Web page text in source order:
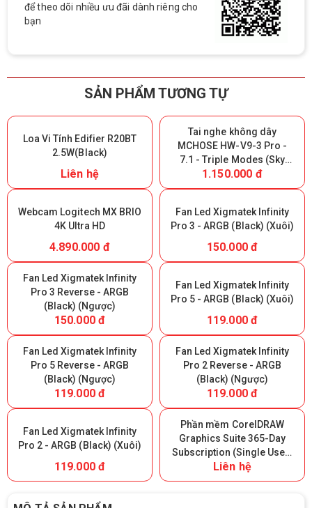
để theo dõi nhiều ưu đãi dành riêng cho
bạn
SẢN PHẨM TƯƠNG TỰ
Loa Vi Tính Edifier R20BT
2.5W(Black)
Liên hệ
Tai nghe không dây
MCHOSE HW-V9-3 Pro -
7.1 - Triple Modes (Sky
White) (Giữ lại Box để bảo
hành)
1.150.000 đ
Webcam Logitech MX BRIO
4K Ultra HD
4.890.000 đ
Fan Led Xigmatek Infinity
Pro 3 - ARGB (Black) (Xuôi)
150.000 đ
Fan Led Xigmatek Infinity
Pro 3 Reverse - ARGB
(Black) (Ngược)
150.000 đ
Fan Led Xigmatek Infinity
Pro 5 - ARGB (Black) (Xuôi)
119.000 đ
Fan Led Xigmatek Infinity
Pro 5 Reverse - ARGB
(Black) (Ngược)
119.000 đ
Fan Led Xigmatek Infinity
Pro 2 Reverse - ARGB
(Black) (Ngược)
119.000 đ
Fan Led Xigmatek Infinity
Pro 2 - ARGB (Black) (Xuôi)
119.000 đ
Phần mềm CorelDRAW
Graphics Suite 365-Day
Subscription (Single User)
- 365 ngày
Liên hệ